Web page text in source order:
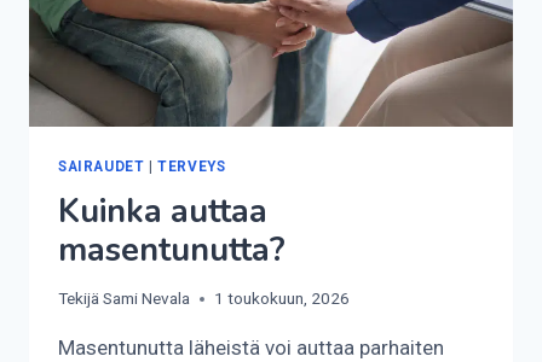
SAIRAUDET |TERVEYS
Kuinka auttaa
masentunutta?
TekijäSami Nevala 1 toukokuun, 2026
Masentunutta läheistä voi auttaa parhaiten